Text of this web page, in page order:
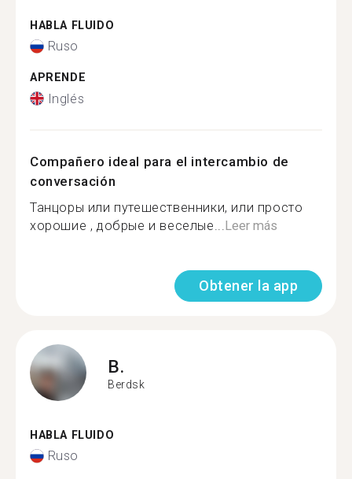
HABLA FLUIDO
Ruso
APRENDE
Inglés
Compañero ideal para el intercambio de
conversación
Танцоры или путешественники, или просто
хорошие , добрые и веселые... Leer más
Obtener la app
B.
Berdsk
HABLA FLUIDO
Ruso